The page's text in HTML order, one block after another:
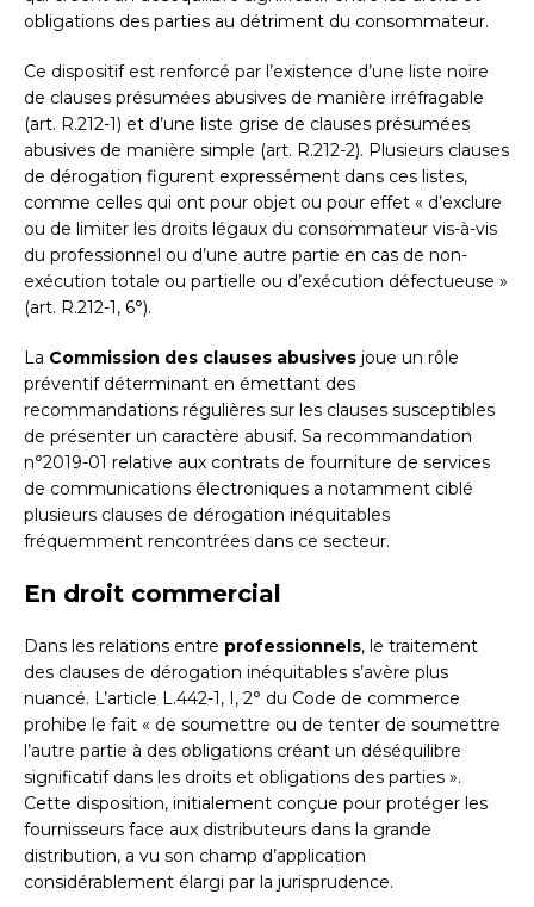
obligations des parties au détriment du consommateur.
Ce dispositif est renforcé par l’existence d’une liste noire
de clauses présumées abusives de manière irréfragable
(art. R.212-1) et d’une liste grise de clauses présumées
abusives de manière simple (art. R.212-2). Plusieurs clauses
de dérogation figurent expressément dans ces listes,
comme celles qui ont pour objet ou pour effet « d’exclure
ou de limiter les droits légaux du consommateur vis-à-vis
du professionnel ou d’une autre partie en cas de non-
exécution totale ou partielle ou d’exécution défectueuse »
(art. R.212-1, 6°).
La Commission des clauses abusives joue un rôle
préventif déterminant en émettant des
recommandations régulières sur les clauses susceptibles
de présenter un caractère abusif. Sa recommandation
n°2019-01 relative aux contrats de fourniture de services
de communications électroniques a notamment ciblé
plusieurs clauses de dérogation inéquitables
fréquemment rencontrées dans ce secteur.
En droit commercial
Dans les relations entre professionnels, le traitement
des clauses de dérogation inéquitables s’avère plus
nuancé. L’article L.442-1, I, 2° du Code de commerce
prohibe le fait « de soumettre ou de tenter de soumettre
l’autre partie à des obligations créant un déséquilibre
significatif dans les droits et obligations des parties ».
Cette disposition, initialement conçue pour protéger les
fournisseurs face aux distributeurs dans la grande
distribution, a vu son champ d’application
considérablement élargi par la jurisprudence.